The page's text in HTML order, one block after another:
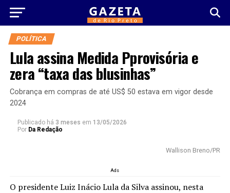
POLÍTICA
Lula assina Medida Pprovisória e
zera “taxa das blusinhas”
Cobrança em compras de até US$ 50 estava em vigor desde
2024
Publicado há 3 meses em 13/05/2026
Por Da Redação
Wallison Breno/PR
Ads
O presidente Luiz Inácio Lula da Silva assinou, nesta